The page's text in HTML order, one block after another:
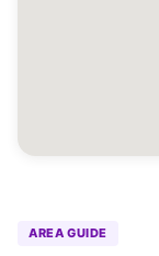
AREA GUIDE